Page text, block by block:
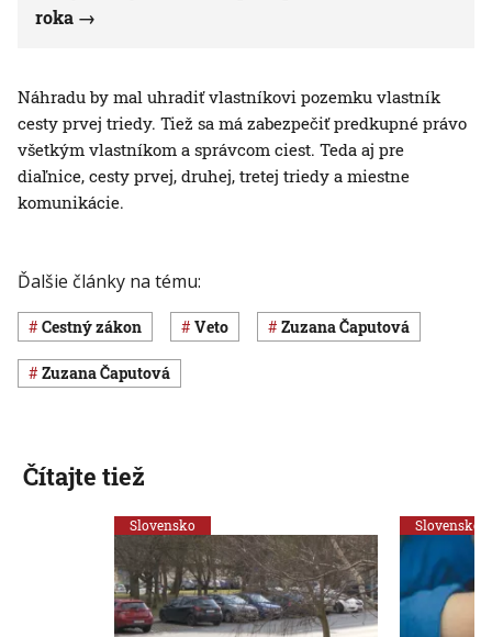
roka
Náhradu by mal uhradiť vlastníkovi pozemku vlastník
cesty prvej triedy. Tiež sa má zabezpečiť predkupné právo
všetkým vlastníkom a správcom ciest. Teda aj pre
diaľnice, cesty prvej, druhej, tretej triedy a miestne
komunikácie.
Ďalšie články na tému:
cestný zákon veto Zuzana Čaputová
Zuzana Čaputová
Čítajte tiež
Slovensko Slovensko